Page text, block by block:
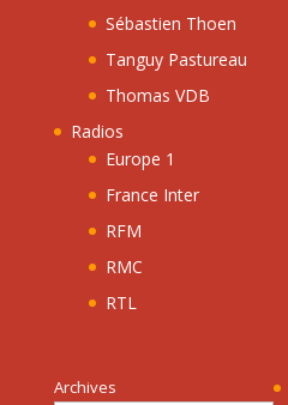
Sébastien Thoen
Tanguy Pastureau
Thomas VDB
Radios
Europe 1
France Inter
RFM
RMC
RTL
Archives